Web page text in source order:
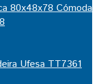
Cómoda
Ufesa TT7361